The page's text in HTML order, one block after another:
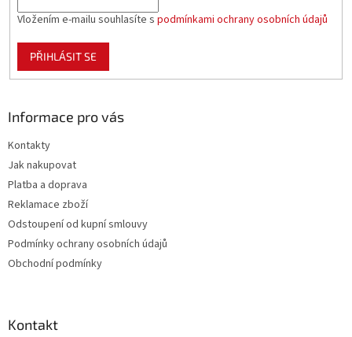
Vložením e-mailu souhlasíte s podmínkami ochrany osobních údajů
PŘIHLÁSIT SE
Informace pro vás
Kontakty
Jak nakupovat
Platba a doprava
Reklamace zboží
Odstoupení od kupní smlouvy
Podmínky ochrany osobních údajů
Obchodní podmínky
Kontakt